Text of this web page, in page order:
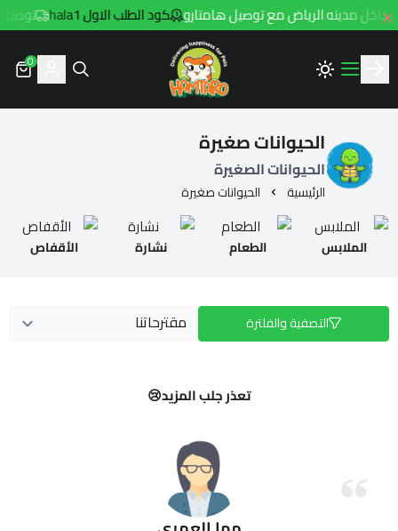
كود الطلب الاول hala1 توصيل مجاني
Hamtaro
0
الحيوانات صغيرة
الحيوانات الصغيرة
الرئيسية الحيوانات صغيرة
الملابس الطعام نشارة الأقفاص
التصفية والفلترة
تعذر جلب المزيد😢